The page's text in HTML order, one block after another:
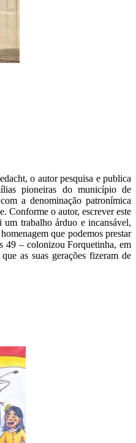
o autor pesquisa e publica
pioneiras do município de
a denominação patronímica
Conforme o autor, escrever este
trabalho árduo e incansável,
que podemos prestar
49 – colonizou Forquetinha, em
as suas gerações fizeram de